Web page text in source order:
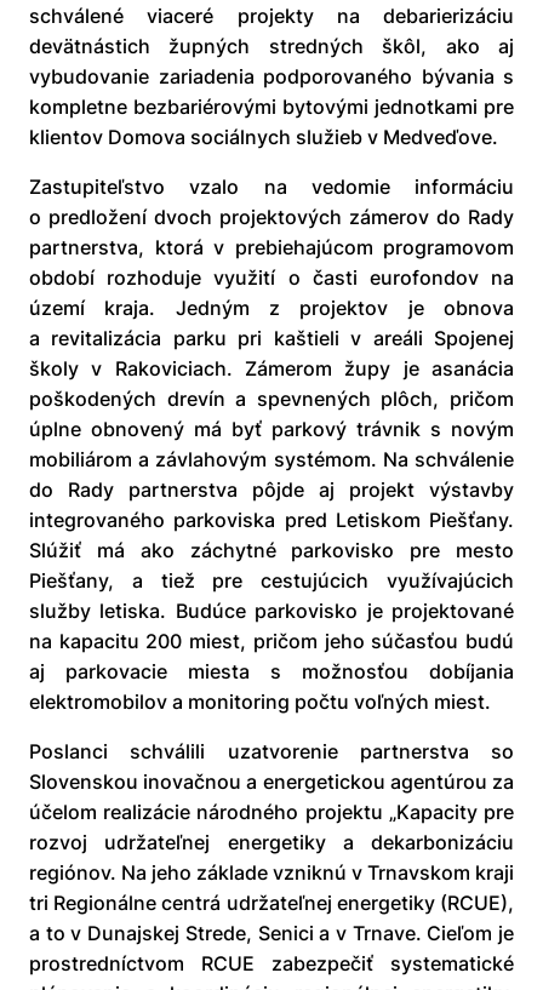
schválené viaceré projekty na debarierizáciu
devätnástich župných stredných škôl, ako aj
vybudovanie zariadenia podporovaného bývania s
kompletne bezbariérovými bytovými jednotkami pre
klientov Domova sociálnych služieb v Medveďove.
Zastupiteľstvo vzalo na vedomie informáciu
o predložení dvoch projektových zámerov do Rady
partnerstva, ktorá v prebiehajúcom programovom
období rozhoduje využití o časti eurofondov na
území kraja. Jedným z projektov je obnova
a revitalizácia parku pri kaštieli v areáli Spojenej
školy v Rakoviciach. Zámerom župy je asanácia
poškodených drevín a spevnených plôch, pričom
úplne obnovený má byť parkový trávnik s novým
mobiliárom a závlahovým systémom. Na schválenie
do Rady partnerstva pôjde aj projekt výstavby
integrovaného parkoviska pred Letiskom Piešťany.
Slúžiť má ako záchytné parkovisko pre mesto
Piešťany, a tiež pre cestujúcich využívajúcich
služby letiska. Budúce parkovisko je projektované
na kapacitu 200 miest, pričom jeho súčasťou budú
aj parkovacie miesta s možnosťou dobíjania
elektromobilov a monitoring počtu voľných miest.
Poslanci schválili uzatvorenie partnerstva so
Slovenskou inovačnou a energetickou agentúrou za
účelom realizácie národného projektu „Kapacity pre
rozvoj udržateľnej energetiky a dekarbonizáciu
regiónov. Na jeho základe vzniknú v Trnavskom kraji
tri Regionálne centrá udržateľnej energetiky (RCUE),
a to v Dunajskej Strede, Senici a v Trnave. Cieľom je
prostredníctvom RCUE zabezpečiť systematické